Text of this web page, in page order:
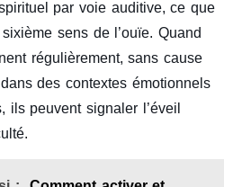
par voie auditive, ce que
sens de l’ouïe. Quand
régulièrement, sans cause
des contextes émotionnels
ils peuvent signaler l’éveil